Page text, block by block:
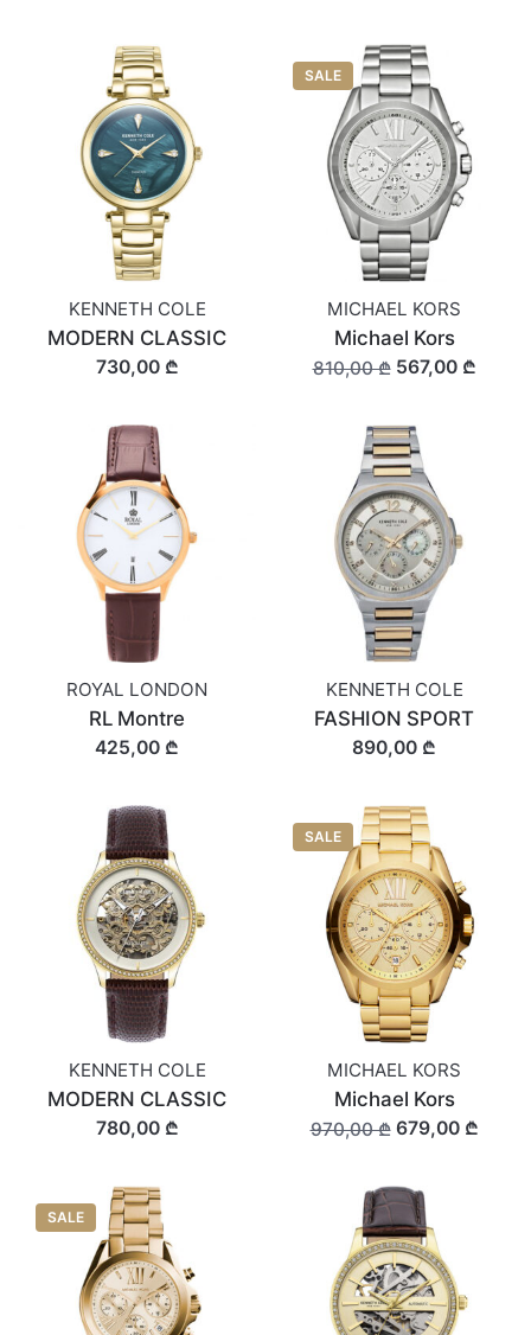
KENNETH COLE
MODERN CLASSIC
730,00 ₾
SALE
MICHAEL KORS
Michael Kors
810,00 ₾567,00 ₾
ROYAL LONDON
RL Montre
425,00 ₾
KENNETH COLE
FASHION SPORT
890,00 ₾
KENNETH COLE
MODERN CLASSIC
780,00 ₾
SALE
MICHAEL KORS
Michael Kors
970,00 ₾679,00 ₾
SALE